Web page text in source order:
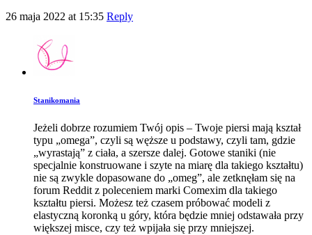
26 maja 2022 at 15:35 Reply
Stanikomania
Jeżeli dobrze rozumiem Twój opis – Twoje piersi mają kształ
typu „omega”, czyli są węższe u podstawy, czyli tam, gdzie
„wyrastają” z ciała, a szersze dalej. Gotowe staniki (nie
specjalnie konstruowane i szyte na miarę dla takiego kształtu)
nie są zwykle dopasowane do „omeg”, ale zetknęłam się na
forum Reddit z poleceniem marki Comexim dla takiego
kształtu piersi. Możesz też czasem próbować modeli z
elastyczną koronką u góry, która będzie mniej odstawała przy
większej misce, czy też wpijała się przy mniejszej.